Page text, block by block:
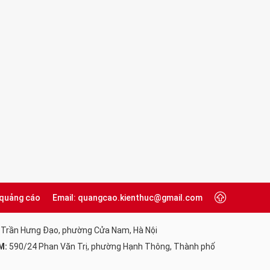
cáo Email: quangcao.kienthuc@gmail.com
Hưng Đạo, phường Cửa Nam, Hà Nội
590/24 Phan Văn Trị, phường Hạnh Thông, Thành phố